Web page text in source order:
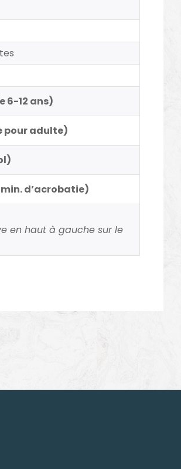
6-12 ans)
pour adulte)
min. d’acrobatie)
en haut à gauche sur le